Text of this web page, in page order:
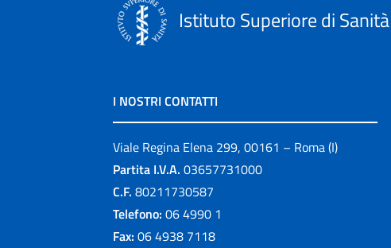
Istituto Superiore di Sanità
I NOSTRI CONTATTI
Viale Regina Elena 299, 00161 – Roma (I)
Partita I.V.A. 03657731000
C.F. 80211730587
Telefono: 06 4990 1
Fax: 06 4938 7118